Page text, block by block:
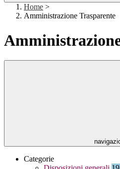
Home >
Amministrazione Trasparente
Categorie